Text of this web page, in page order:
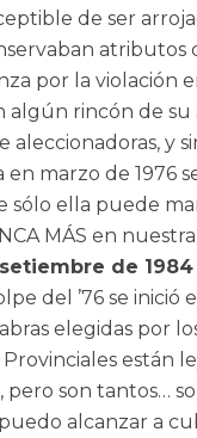
de ser
por la violación
algún rincón de
aleccionadoras,
marzo de 1976
ella puede
MÁS en
de 1984
del ’76 se inició
elegidas por
están
son tantos…
alcanzar a